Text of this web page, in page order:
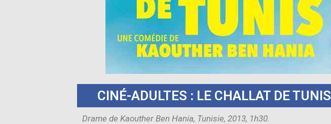
CINÉ-ADULTES : LE CHALLAT DE TUNIS
Drame de Kaouther Ben Hania, Tunisie, 2013, 1h30.